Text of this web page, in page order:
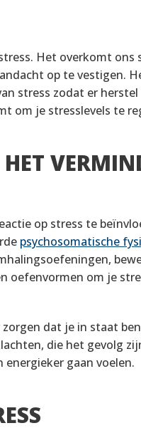
Het overkomt ons
op te vestigen.
stress zodat er
om je stresslevels te
op stress te
psychosomatische
oefenvormen om je
dat je in staat
die het gevolg
energieker gaan voelen.